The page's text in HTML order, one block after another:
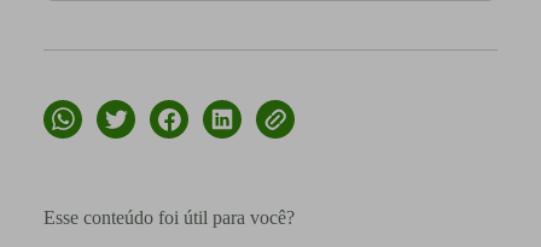
Esse conteúdo foi útil para você?